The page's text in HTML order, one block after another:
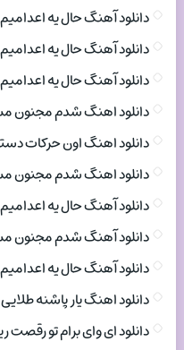
دانلود آهنگ حال یه
دانلود آهنگ حال یه
دانلود آهنگ حال یه
دانلود اهنگ شدم مجنون
دانلود اهنگ اون حرکات
دانلود اهنگ شدم مجنون
دانلود آهنگ حال یه
دانلود آهنگ شدم مجنون
دانلود آهنگ حال یه
دانلود اهنگ یار پاشنه
دانلود ای وای برام تو